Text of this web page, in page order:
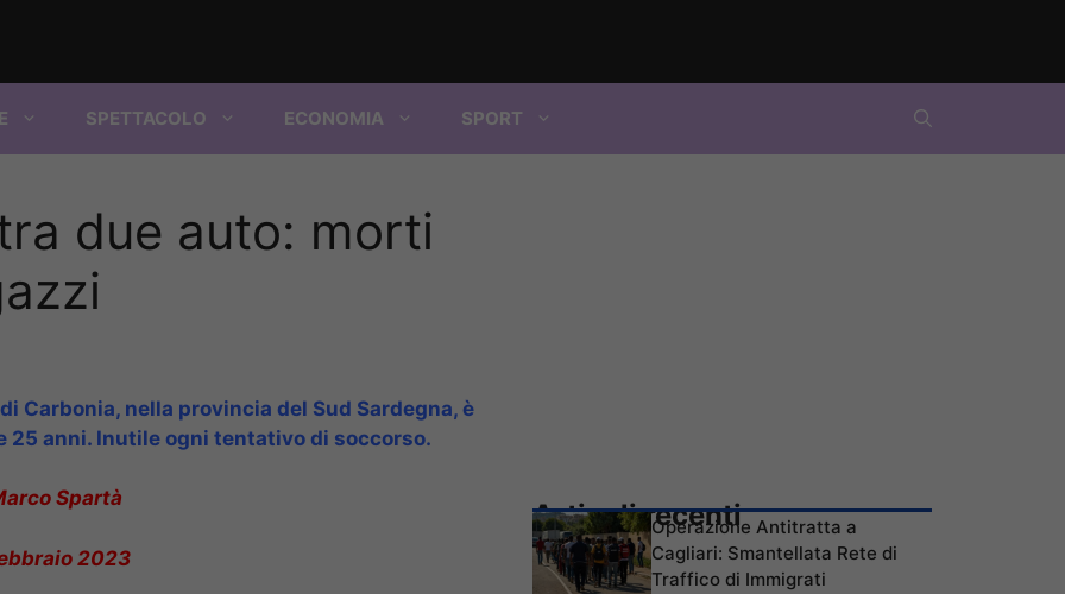
SPETTACOLO ECONOMIA SPORT
due auto: morti
Carbonia, nella provincia del Sud Sardegna, è
25 anni. Inutile ogni tentativo di soccorso.
Spartà
2023
Articoli recentiOperazione Antitratta a
Cagliari: Smantellata Rete di
Traffico di Immigrati